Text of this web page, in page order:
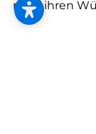
nach ihren